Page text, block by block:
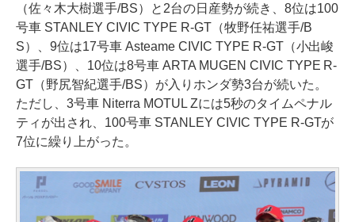
（佐々木大樹選手/BS）と2台の日産勢が続き、8位は100
号車 STANLEY CIVIC TYPE R-GT（牧野任祐選手/B
S）、9位は17号車 Asteame CIVIC TYPE R-GT（小出峻
選手/BS）、10位は8号車 ARTA MUGEN CIVIC TYPE R-
GT（野尻智紀選手/BS）が入りホンダ勢3台が続いた。
ただし、3号車 Niterra MOTUL Zには5秒のタイムペナル
ティが出され、100号車 STANLEY CIVIC TYPE R-GTが
7位に繰り上がった。